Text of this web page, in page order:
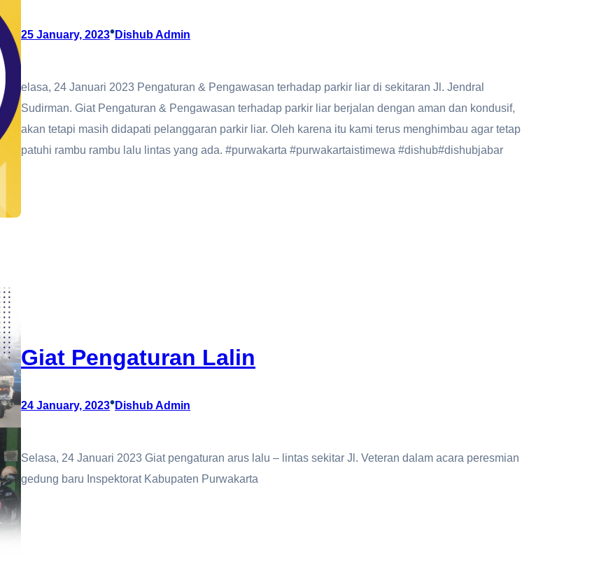
25 January, 2023•Dishub Admin
elasa, 24 Januari 2023 Pengaturan & Pengawasan terhadap parkir liar di sekitaran Jl. Jendral
Sudirman. Giat Pengaturan & Pengawasan terhadap parkir liar berjalan dengan aman dan kondusif,
akan tetapi masih didapati pelanggaran parkir liar. Oleh karena itu kami terus menghimbau agar tetap
patuhi rambu rambu lalu lintas yang ada. #purwakarta #purwakartaistimewa #dishub#dishubjabar
Giat Pengaturan Lalin
24 January, 2023•Dishub Admin
Selasa, 24 Januari 2023 Giat pengaturan arus lalu – lintas sekitar Jl. Veteran dalam acara peresmian
gedung baru Inspektorat Kabupaten Purwakarta